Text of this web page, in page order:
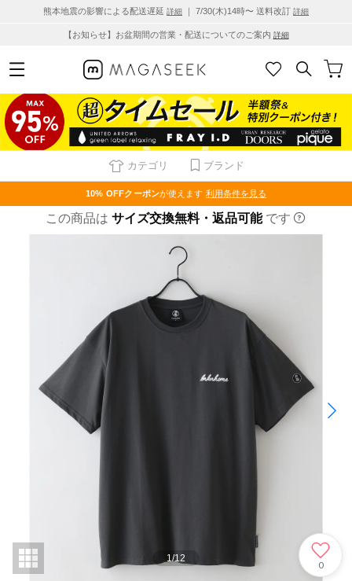
熊本地震の影響による配送遅延 詳細 ｜ 7/30(木)14時〜 送料改訂 詳細
【お知らせ】お盆期間の営業・配送についてのご案内 詳細
カテゴリ ブランド
10% OFFクーポンが使えます 利用条件を見る
この商品は サイズ交換無料・返品可能 です
1/12
0